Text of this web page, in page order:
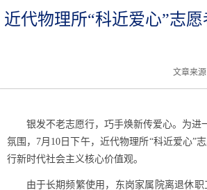
近代物理所“科近爱心”志
文章来
银发不老志愿行，巧手焕新传爱心。为进
氛围， 7月 10 日下午，近代物理所“科近爱心”
行新时代社会主义核心价值观。
由于长期频繁使用，东岗家属院离退休